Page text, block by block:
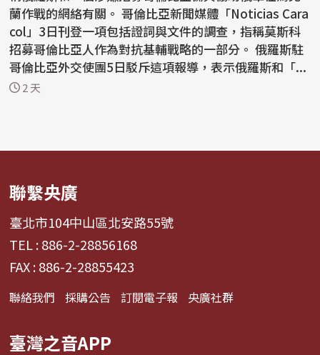
蘭作戰的網絡有關。 哥倫比亞新聞媒體「Noticias Cara
col」3日刊登一項包括證詞與文件的調查，指稱莫斯科
招募哥倫比亞人作為對抗基輔戰略的一部分。 俄羅斯駐
哥倫比亞外交使團5日駁斥這項報導，表示俄羅斯和「...
2 天
聯繫央廣
臺北市104中山區北安路55號
TEL : 886-2-28856168
FAX : 886-2-28855423
聯絡我們 採購公告 訂閱電子報 央廣社群
臺灣之音APP